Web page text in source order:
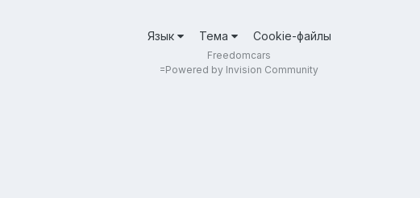
Язык Тема Cookie-файлы
Freedomcars
=Powered by Invision Community